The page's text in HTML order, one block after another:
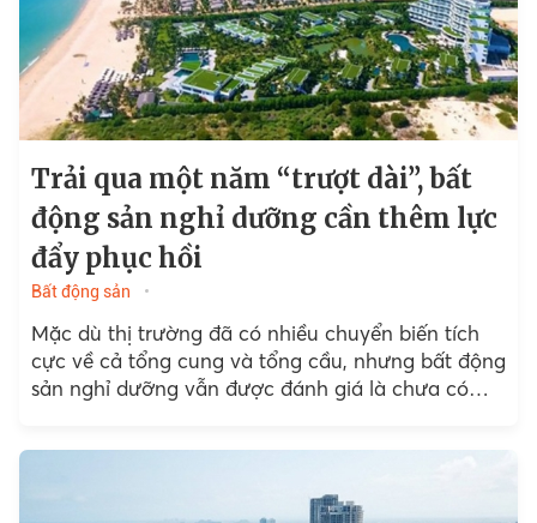
Trải qua một năm “trượt dài”, bất
động sản nghỉ dưỡng cần thêm lực
đẩy phục hồi
Bất động sản
Mặc dù thị trường đã có nhiều chuyển biến tích
cực về cả tổng cung và tổng cầu, nhưng bất động
sản nghỉ dưỡng vẫn được đánh giá là chưa có